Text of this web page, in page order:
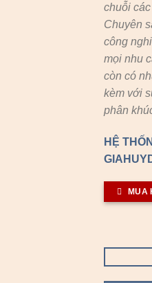
chuỗi
Chuyên
công
mọi nhu
còn có
kèm với
phân
HỆ
MUA